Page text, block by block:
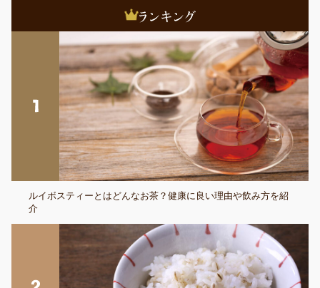
ルイボスティーとはどんなお茶？健康に良い理由や飲み方を紹
介